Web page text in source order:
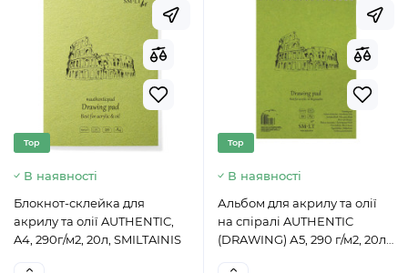
Top
В наявності
Блокнот-склейка для
акрилу та олії AUTHENTIC,
A4, 290г/м2, 20л, SMILTAINIS
Top
В наявності
Альбом для акрилу та олії
на спіралі AUTHENTIC
(DRAWING) А5, 290 г/м2, 20л,